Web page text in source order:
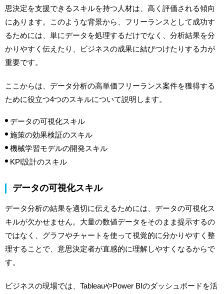
思決定を支援できるスキルを持つ人材は、高く評価される傾向
にあります。このような背景から、フリーランスとして成功す
るためには、単にデータを処理するだけでなく、分析結果を分
かりやすく伝えたり、ビジネスの成果に結びつけたりする力が
重要です。
ここからは、データ分析の高単価フリーランス案件を獲得する
ために役立つ4つのスキルについて説明します。
データの可視化スキル
施策の効果検証のスキル
機械学習モデルの開発スキル
KPI設計のスキル
データの可視化スキル
データ分析の結果を適切に伝えるためには、データの可視化ス
キルが欠かせません。大量の数値データをそのまま提示するの
ではなく、グラフやチャートを使って視覚的に分かりやすく整
理することで、意思決定者が直感的に理解しやすくなるからで
す。
ビジネスの現場では、TableauやPower BIのダッシュボードを活